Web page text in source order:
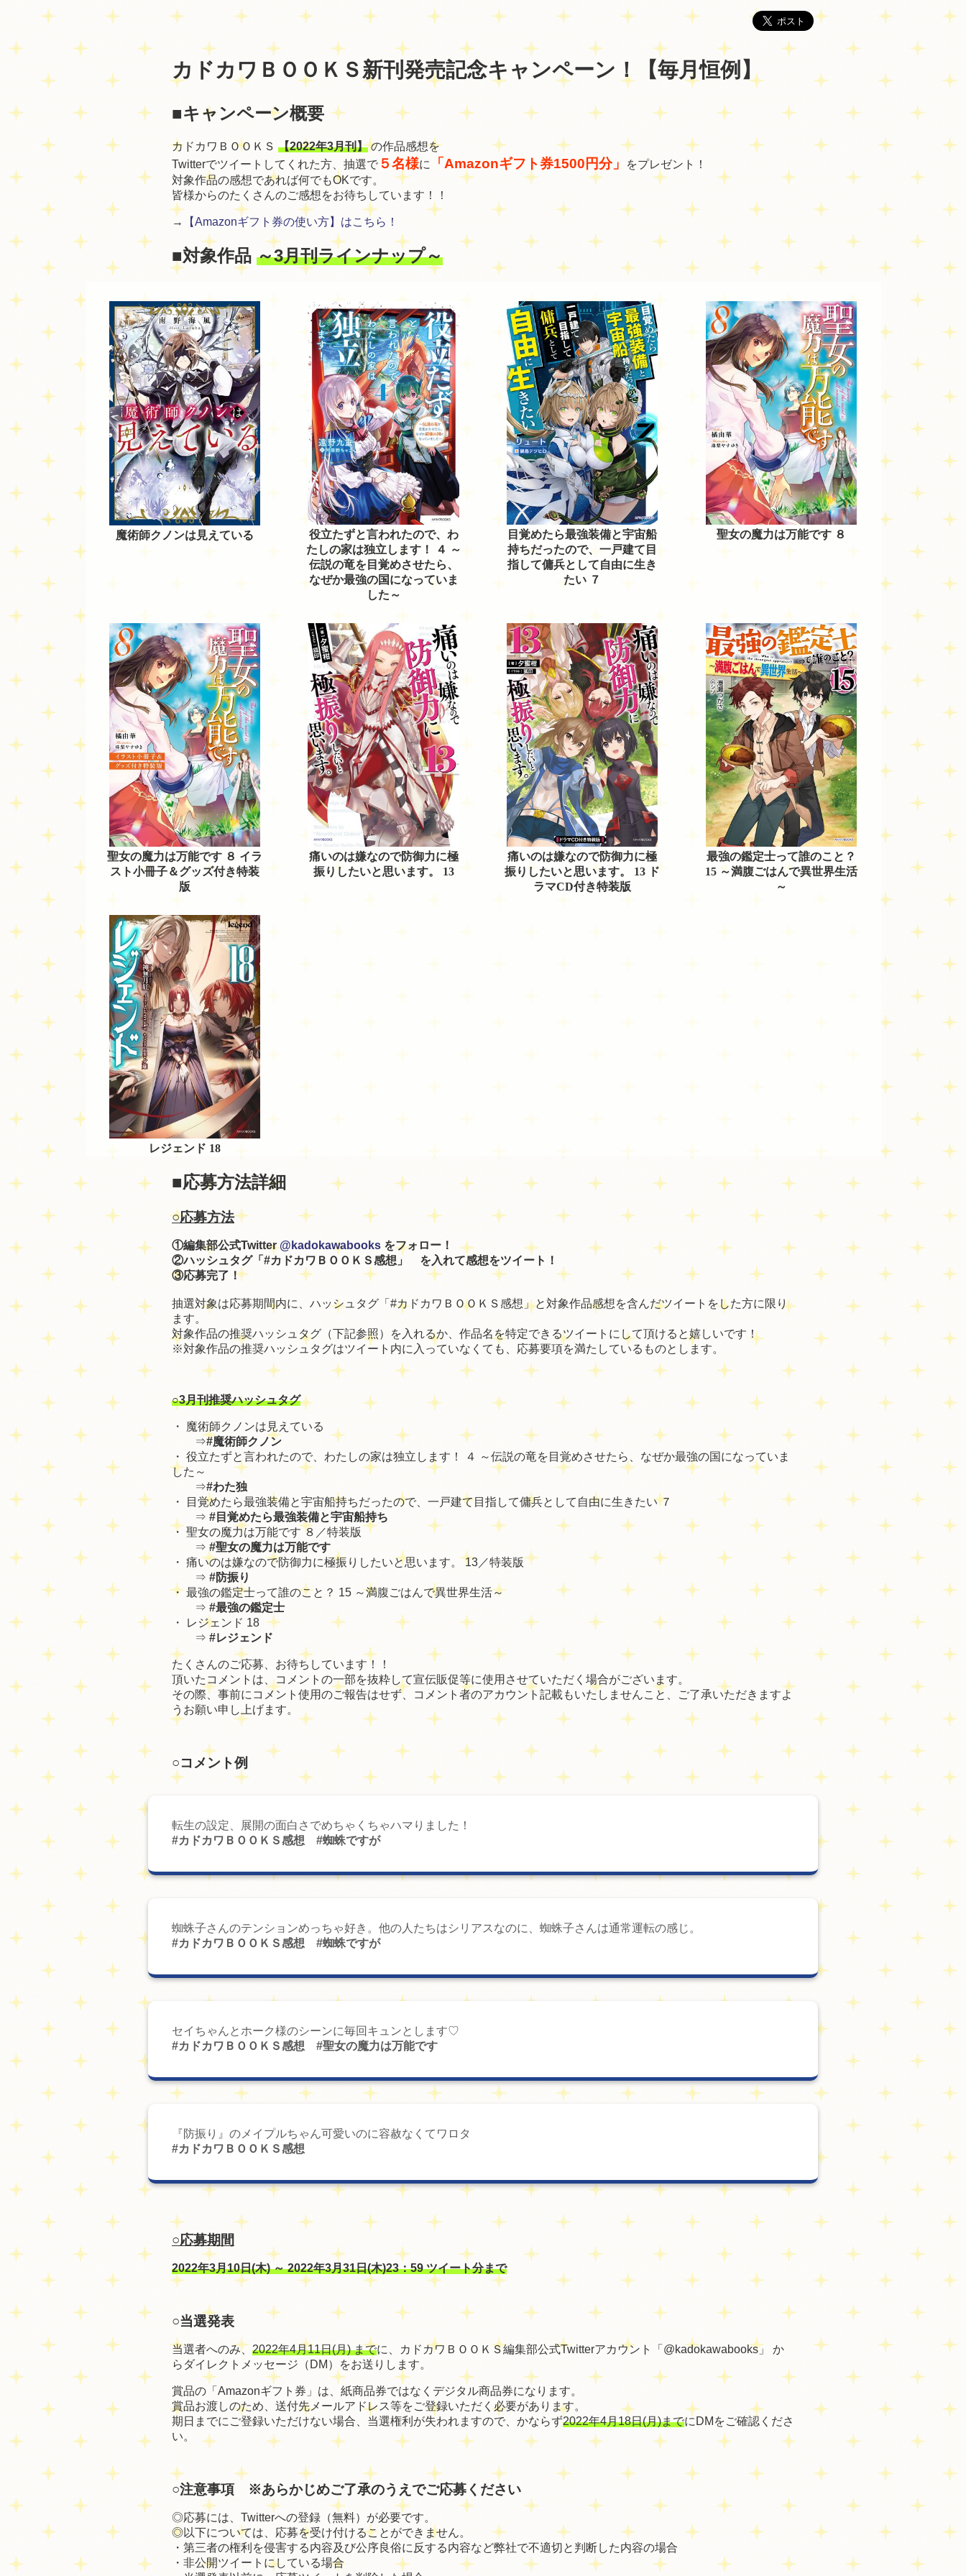
カドカワＢＯＯＫＳ新刊発売記念キャンペーン！【毎月恒例】
■キャンペーン概要
カドカワＢＯＯＫＳ 【2022年3月刊】の作品感想を
Twitterでツイートしてくれた方、抽選で ５名様に 「Amazonギフト券1500円分」
をプレゼント！
対象作品の感想であれば何でもOKです。
皆様からのたくさんのご感想をお待ちしています！！
→ 【Amazonギフト券の使い方】はこちら！
■対象作品 ～3月刊ラインナップ～
魔術師クノンは見えている
役立たずと言われたので、わ
たしの家は独立します！ ４ ～
伝説の竜を目覚めさせたら、
なぜか最強の国になっていま
した～
目覚めたら最強装備と宇宙船
持ちだったので、一戸建て目
指して傭兵として自由に生き
たい ７
聖女の魔力は万能です ８
聖女の魔力は万能です ８ イラ
スト小冊子＆グッズ付き特装
版
痛いのは嫌なので防御力に極
振りしたいと思います。 13
痛いのは嫌なので防御力に極
振りしたいと思います。 13 ド
ラマCD付き特装版
最強の鑑定士って誰のこと？
15 ～満腹ごはんで異世界生活
～
レジェンド 18
■応募方法詳細
○応募方法
①編集部公式Twitter@kadokawabooks をフォロー！
②ハッシュタグ「#カドカワＢＯＯＫＳ感想」 を入れて感想をツイート！
③応募完了！
抽選対象は応募期間内に、ハッシュタグ「#カドカワＢＯＯＫＳ感想」と対象作品感想を含んだツイートをした方に限り
ます。
対象作品の推奨ハッシュタグ（下記参照）を入れるか、作品名を特定できるツイートにして頂けると嬉しいです！
※対象作品の推奨ハッシュタグはツイート内に入っていなくても、応募要項を満たしているものとします。
○3月刊推奨ハッシュタグ
・ 魔術師クノンは見えている
⇒#魔術師クノン
・ 役立たずと言われたので、わたしの家は独立します！ ４ ～伝説の竜を目覚めさせたら、なぜか最強の国になっていま
した～
⇒#わた独
・
目覚めたら最強装備と宇宙船持ちだったので、一戸建て目指して傭兵として自由に生きたい ７
⇒ #目覚めたら最強装備と宇宙船持ち
・ 聖女の魔力は万能です ８／特装版
⇒ #聖女の魔力は万能です
・ 痛いのは嫌なので防御力に極振りしたいと思います。 13／特装版
⇒ #防振り
・最強の鑑定士って誰のこと？ 15 ～満腹ごはんで異世界生活～
⇒ #最強の鑑定士
・
レジェンド 18
⇒ #レジェンド
たくさんのご応募、お待ちしています！！
頂いたコメントは、コメントの一部を抜粋して宣伝販促等に使用させていただく場合がございます。
その際、事前にコメント使用のご報告はせず、コメント者のアカウント記載もいたしませんこと、ご了承いただきますよ
うお願い申し上げます。
○コメント例
転生の設定、展開の面白さでめちゃくちゃハマりました！
#カドカワＢＯＯＫＳ感想 #蜘蛛ですが
蜘蛛子さんのテンションめっちゃ好き。他の人たちはシリアスなのに、蜘蛛子さんは通常運転の感じ。
#カドカワＢＯＯＫＳ感想 #蜘蛛ですが
セイちゃんとホーク様のシーンに毎回キュンとします♡
#カドカワＢＯＯＫＳ感想 #聖女の魔力は万能です
『防振り』のメイプルちゃん可愛いのに容赦なくてワロタ
#カドカワＢＯＯＫＳ感想
○応募期間
2022年3月10日(木) ～ 2022年3月31日(木)23：59 ツイート分まで
○当選発表
当選者へのみ、 2022年4月11日(月) までに、カドカワＢＯＯＫＳ編集部公式Twitterアカウント「@kadokawabooks」 か
らダイレクトメッセージ（DM）をお送りします。
賞品の「Amazonギフト券」は、紙商品券ではなくデジタル商品券になります。
賞品お渡しのため、送付先メールアドレス等をご登録いただく必要があります。
期日までにご登録いただけない場合、当選権利が失われますので、かならず2022年4月18日(月)までにDMをご確認くださ
い。
○注意事項 ※あらかじめご了承のうえでご応募ください
◎応募には、Twitterへの登録（無料）が必要です。
◎以下については、応募を受け付けることができません。
・第三者の権利を侵害する内容及び公序良俗に反する内容など弊社で不適切と判断した内容の場合
・非公開ツイートにしている場合